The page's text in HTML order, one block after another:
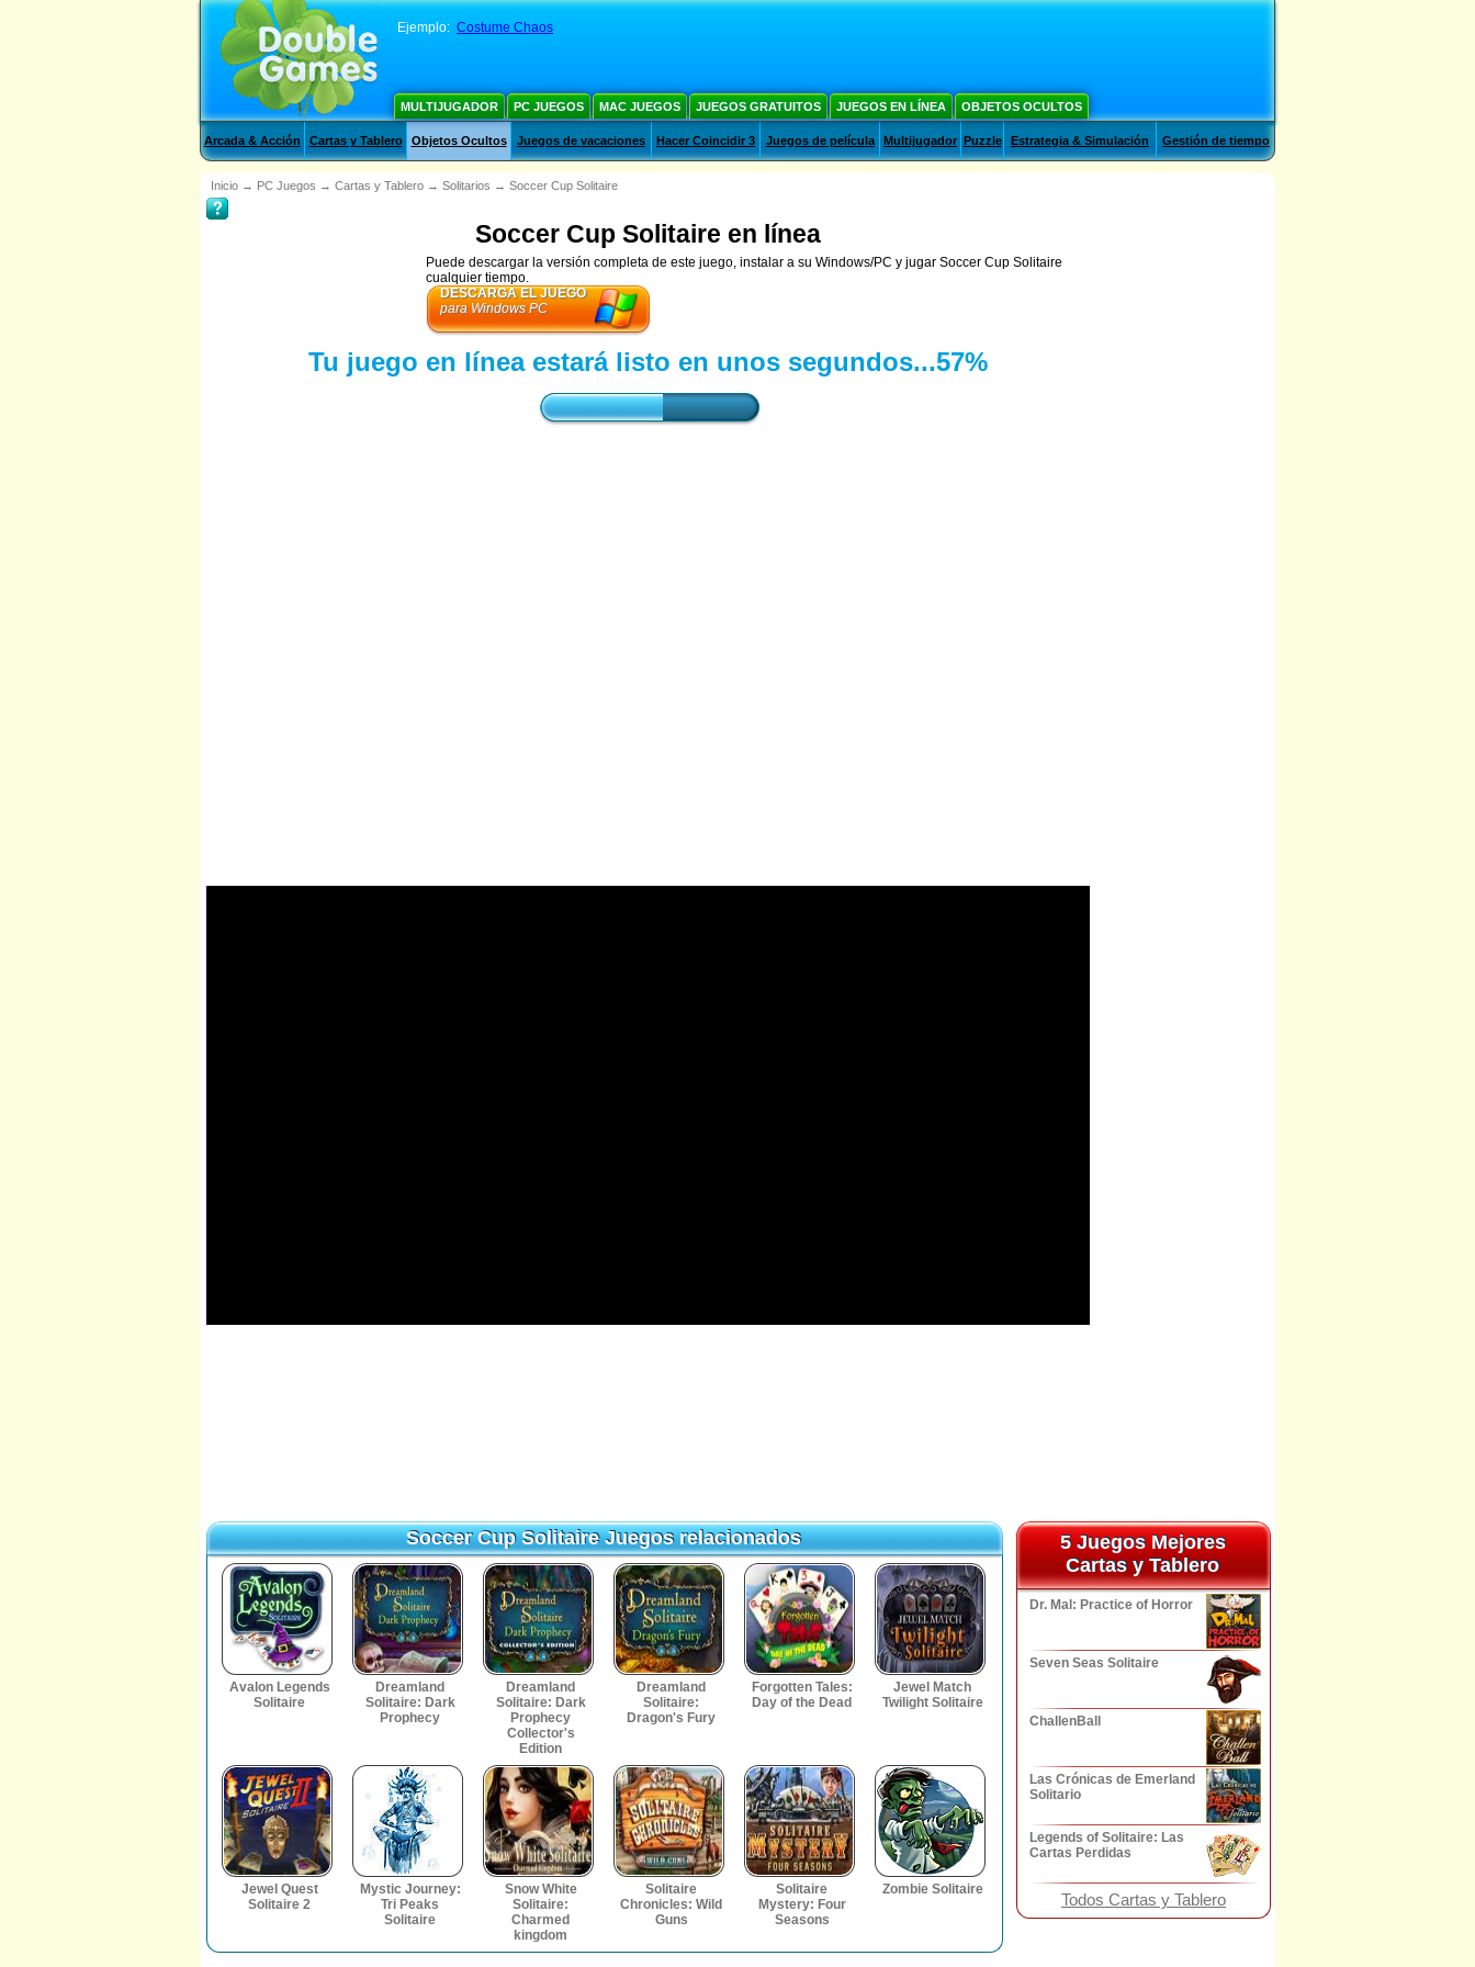
Ejemplo: Costume Chaos
MULTIJUGADOR PC JUEGOS MAC JUEGOS JUEGOS GRATUITOS JUEGOS EN LÍNEA OBJETOS OCULTOS
Arcada & Acción Cartas y Tablero Objetos Ocultos Juegos de vacaciones Hacer Coincidir 3 Juegos de película Multijugador Puzzle Estrategia & Simulación Gestión de tiempo
Inicio → PC Juegos → Cartas y Tablero → Solitarios → Soccer Cup Solitaire
Soccer Cup Solitaire en línea
Puede descargar la versión completa de este juego, instalar a su Windows/PC y jugar Soccer Cup Solitaire
cualquier tiempo.
DESCARGA EL JUEGO
para Windows PC
Tu juego en línea estará listo en unos segundos...59%
Soccer Cup Solitaire Juegos relacionados
Soccer Cup Solitaire Juegos relacionados
Avalon Legends
Solitaire
Dreamland
Solitaire: Dark
Prophecy
Dreamland
Solitaire: Dark
Prophecy
Collector's
Edition
Dreamland
Solitaire:
Dragon's Fury
Forgotten Tales:
Day of the Dead
Jewel Match
Twilight Solitaire
Jewel Quest
Solitaire 2
Mystic Journey:
Tri Peaks
Solitaire
Snow White
Solitaire:
Charmed
kingdom
Solitaire
Chronicles: Wild
Guns
Solitaire
Mystery: Four
Seasons
Zombie Solitaire
5 Juegos Mejores
5 Juegos Mejores
Cartas y Tablero
Cartas y Tablero
Dr. Mal: Practice of Horror
Seven Seas Solitaire
ChallenBall
Las Crónicas de Emerland
Solitario
Legends of Solitaire: Las
Cartas Perdidas
Todos Cartas y Tablero